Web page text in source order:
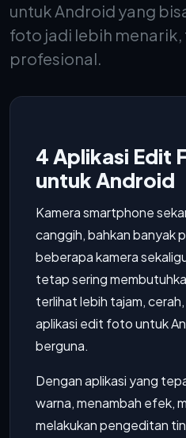
untuk Android yang
foto jadi lebih menarik,
profesional.
4 Aplikasi Edit
untuk Android
Kamera smartphone
canggih, bahkan banyak
beberapa kamera
tetap sering
terlihat lebih tajam,
aplikasi edit foto untuk
berguna.
Dengan aplikasi yang
warna, menambah efek,
melakukan pengeditan